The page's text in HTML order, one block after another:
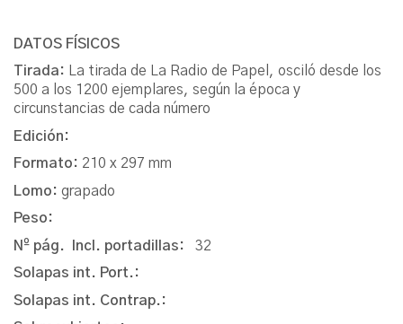
DATOS FÍSICOS
Tirada: La tirada de La Radio de Papel, osciló desde los
500 a los 1200 ejemplares, según la época y
circunstancias de cada número
Edición:
Formato: 210 x 297 mm
Lomo: grapado
Peso:
Nº pág. Incl. portadillas: 32
Solapas int. Port.:
Solapas int. Contrap.: